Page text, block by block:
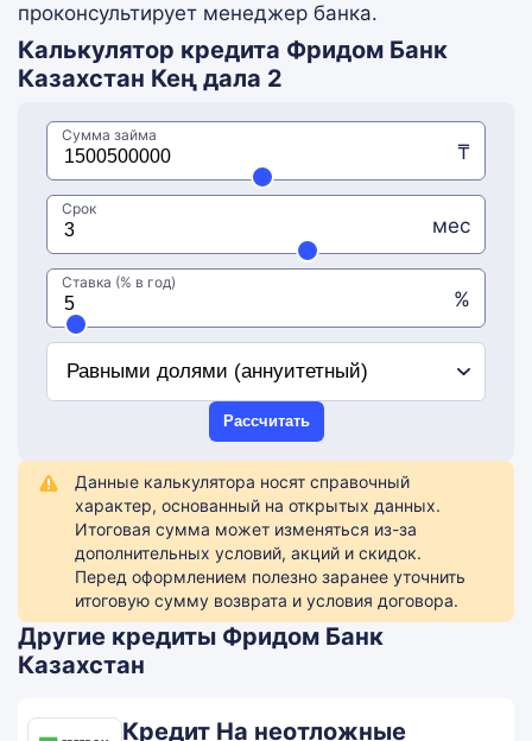
проконсультирует менеджер банка.
Калькулятор кредита Фридом Банк
Казахстан Кең дала 2
Сумма займа
₸
Срок
мес
Ставка (% в год)
%
Рассчитать
Данные калькулятора носят справочный
характер, основанный на открытых данных.
Итоговая сумма может изменяться из-за
дополнительных условий, акций и скидок.
Перед оформлением полезно заранее уточнить
итоговую сумму возврата и условия договора.
Другие кредиты Фридом Банк
Казахстан
Кредит На неотложные